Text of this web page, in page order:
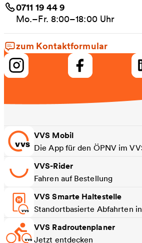
0711 19 44 9
Mo.–Fr. 8:00–18:00 Uhr
zum Kontaktformular
VVS Mobil
Die App für den ÖPNV im
VVS-Rider
Fahren auf Bestellung
VVS Smarte Haltestelle
Standortbasierte Abfahrten
VVS Radroutenplaner
Jetzt entdecken